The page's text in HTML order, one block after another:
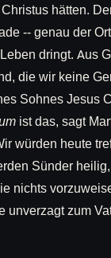
hätten.
-- genau der
dringt. Aus
die wir keine
Sohnes Jesus
ist das, sagt
würden heute
Sünder
nichts
unverzagt zum